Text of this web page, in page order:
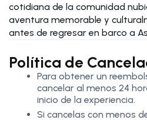
cotidiana de la comunidad
aventura memorable y
antes de regresar en barco a
Política de
Para obtener un
cancelar al menos 24
inicio de la experiencia.
Si cancelas con menos